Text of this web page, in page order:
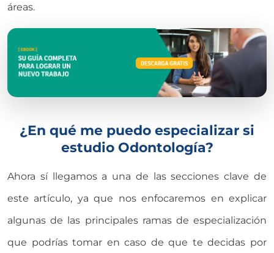
áreas.
¿En qué me puedo especializar si
estudio Odontología?
Ahora sí llegamos a una de las secciones clave de
este artículo, ya que nos enfocaremos en explicar
algunas de las principales ramas de especialización
que podrías tomar en caso de que te decidas por